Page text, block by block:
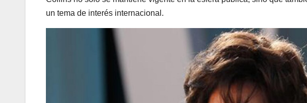
un tema de interés internacional.